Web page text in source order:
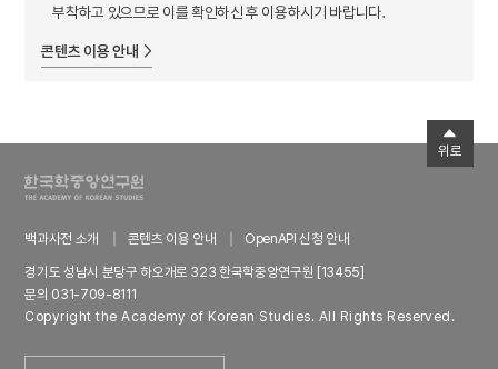
부착하고 있으므로 이를 확인하신 후 이용하시기 바랍니다.
콘텐츠 이용 안내
백과사전 소개 콘텐츠 이용 안내
OpenAPI 신청 안내
경기도 성남시 분당구 하오개로 323 한국학중앙연구원 [13455]
문의 031-709-8111
Copyright the Academy of Korean Studies. All Rights Reserved.
위로